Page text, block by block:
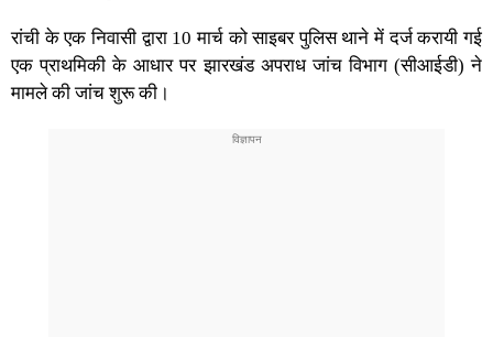
रांची के एक निवासी द्वारा 10 मार्च को साइबर पुलिस थाने में दर्ज करायी गई
एक प्राथमिकी के आधार पर झारखंड अपराध जांच विभाग (सीआईडी) ने
मामले की जांच शुरू की।